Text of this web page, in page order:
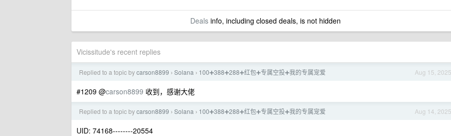
Dealsinfo, including closed deals, is not hidden
Vicissitude's recent replies
Aug 15, 2025
Replied to a topic bycarson8899 › Solana › 100➕388➕288➕红包➕专属空投➕我的专属宠爱
#1209 @carson8899 收到，感谢大佬
Aug 14, 2025
Replied to a topic bycarson8899 › Solana › 100➕388➕288➕红包➕专属空投➕我的专属宠爱
UID: 74168--------20554